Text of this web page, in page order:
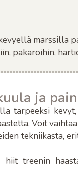
marssilla
pakaroihin,
ja
tarpeeksi
Voit
tekniikasta,
hiit treenin